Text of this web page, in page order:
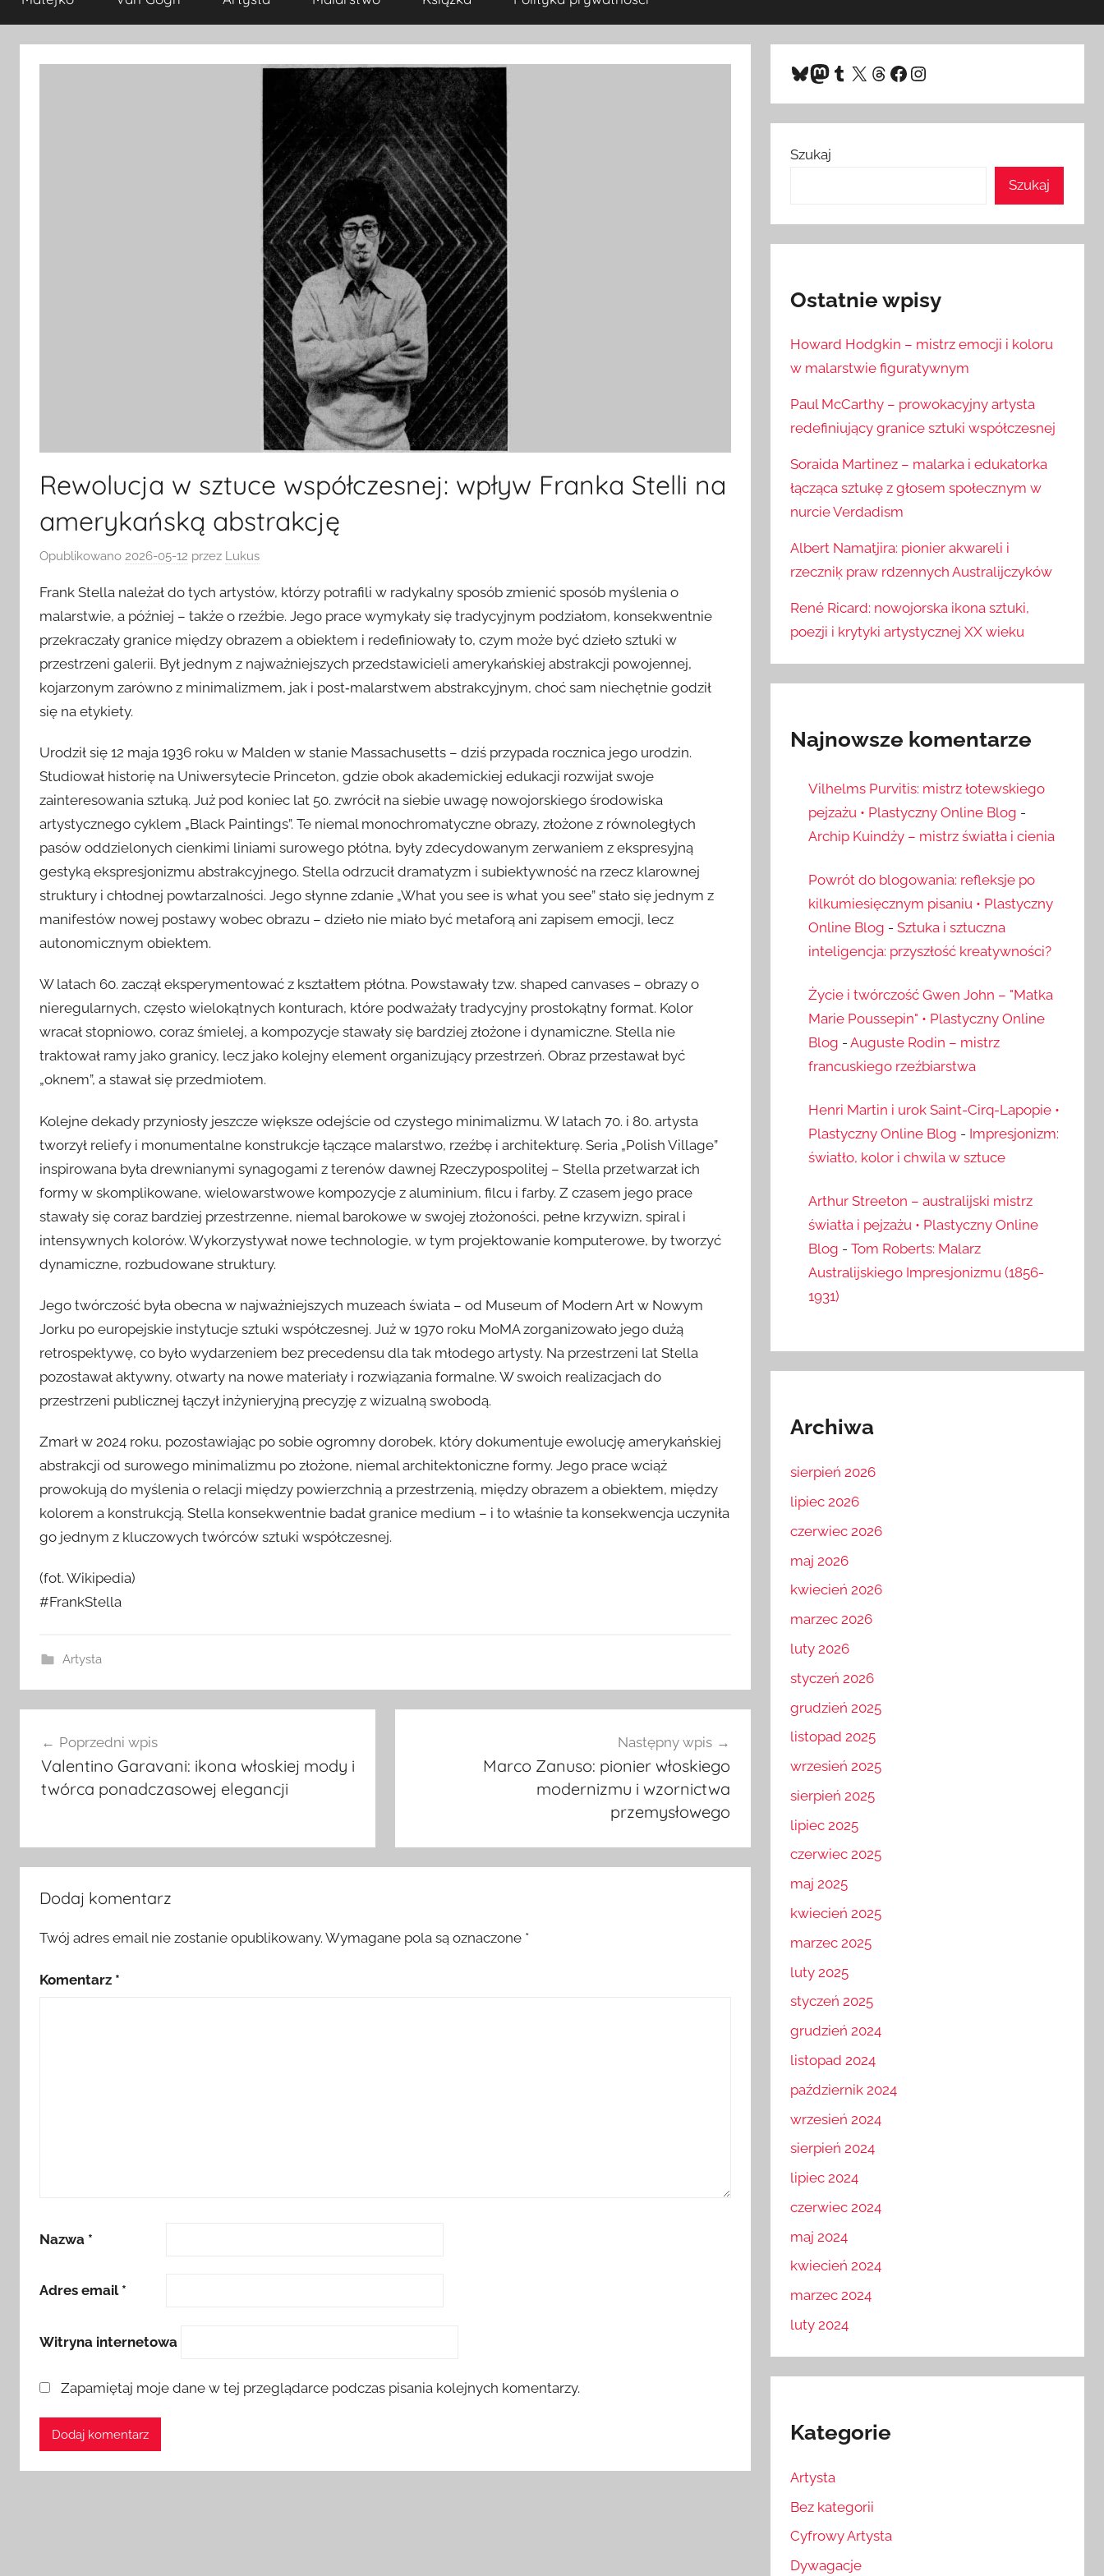
Rewolucja w sztuce współczesnej: wpływ Franka Stelli na
amerykańską abstrakcję
Opublikowano 2026-05-12 przez Lukus
Frank Stella należał do tych artystów, którzy potrafili w radykalny sposób zmienić sposób myślenia o
malarstwie, a później – także o rzeźbie. Jego prace wymykały się tradycyjnym podziałom, konsekwentnie
przekraczały granice między obrazem a obiektem i redefiniowały to, czym może być dzieło sztuki w
przestrzeni galerii. Był jednym z najważniejszych przedstawicieli amerykańskiej abstrakcji powojennej,
kojarzonym zarówno z minimalizmem, jak i post‑malarstwem abstrakcyjnym, choć sam niechętnie godził
się na etykiety.
Urodził się 12 maja 1936 roku w Malden w stanie Massachusetts – dziś przypada rocznica jego urodzin.
Studiował historię na Uniwersytecie Princeton, gdzie obok akademickiej edukacji rozwijał swoje
zainteresowania sztuką. Już pod koniec lat 50. zwrócił na siebie uwagę nowojorskiego środowiska
artystycznego cyklem „Black Paintings”. Te niemal monochromatyczne obrazy, złożone z równoległych
pasów oddzielonych cienkimi liniami surowego płótna, były zdecydowanym zerwaniem z ekspresyjną
gestyką ekspresjonizmu abstrakcyjnego. Stella odrzucił dramatyzm i subiektywność na rzecz klarownej
struktury i chłodnej powtarzalności. Jego słynne zdanie „What you see is what you see” stało się jednym z
manifestów nowej postawy wobec obrazu – dzieło nie miało być metaforą ani zapisem emocji, lecz
autonomicznym obiektem.
W latach 60. zaczął eksperymentować z kształtem płótna. Powstawały tzw. shaped canvases – obrazy o
nieregularnych, często wielokątnych konturach, które podważały tradycyjny prostokątny format. Kolor
wracał stopniowo, coraz śmielej, a kompozycje stawały się bardziej złożone i dynamiczne. Stella nie
traktował ramy jako granicy, lecz jako kolejny element organizujący przestrzeń. Obraz przestawał być
„oknem”, a stawał się przedmiotem.
Kolejne dekady przyniosły jeszcze większe odejście od czystego minimalizmu. W latach 70. i 80. artysta
tworzył reliefy i monumentalne konstrukcje łączące malarstwo, rzeźbę i architekturę. Seria „Polish Village”
inspirowana była drewnianymi synagogami z terenów dawnej Rzeczypospolitej – Stella przetwarzał ich
formy w skomplikowane, wielowarstwowe kompozycje z aluminium, filcu i farby. Z czasem jego prace
stawały się coraz bardziej przestrzenne, niemal barokowe w swojej złożoności, pełne krzywizn, spiral i
intensywnych kolorów. Wykorzystywał nowe technologie, w tym projektowanie komputerowe, by tworzyć
dynamiczne, rozbudowane struktury.
Jego twórczość była obecna w najważniejszych muzeach świata – od Museum of Modern Art w Nowym
Jorku po europejskie instytucje sztuki współczesnej. Już w 1970 roku MoMA zorganizowało jego dużą
retrospektywę, co było wydarzeniem bez precedensu dla tak młodego artysty. Na przestrzeni lat Stella
pozostawał aktywny, otwarty na nowe materiały i rozwiązania formalne. W swoich realizacjach do
przestrzeni publicznej łączył inżynieryjną precyzję z wizualną swobodą.
Zmarł w 2024 roku, pozostawiając po sobie ogromny dorobek, który dokumentuje ewolucję amerykańskiej
abstrakcji od surowego minimalizmu po złożone, niemal architektoniczne formy. Jego prace wciąż
prowokują do myślenia o relacji między powierzchnią a przestrzenią, między obrazem a obiektem, między
kolorem a konstrukcją. Stella konsekwentnie badał granice medium – i to właśnie ta konsekwencja uczyniła
go jednym z kluczowych twórców sztuki współczesnej.
(fot. Wikipedia)
#FrankStella
Artysta
wpisuPoprzedni wpis
Valentino Garavani: ikona włoskiej mody i
twórca ponadczasowej elegancji
Następny wpis
Marco Zanuso: pionier włoskiego
modernizmu i wzornictwa
przemysłowego
Dodaj komentarz
Twój adres email nie zostanie opublikowany. Wymagane pola są oznaczone *
Komentarz *
Nazwa *
Adres email *
Witryna internetowa
Zapamiętaj moje dane w tej przeglądarce podczas pisania kolejnych komentarzy.
Bluesky
Mastodon
Tumblr
X Threads
Facebook
Instagram
Szukaj
Szukaj
Ostatnie wpisy
Howard Hodgkin – mistrz emocji i koloru
w malarstwie figuratywnym
Paul McCarthy – prowokacyjny artysta
redefiniujący granice sztuki współczesnej
Soraida Martinez – malarka i edukatorka
łącząca sztukę z głosem społecznym w
nurcie Verdadism
Albert Namatjira: pionier akwareli i
rzeczniķ praw rdzennych Australijczyków
René Ricard: nowojorska ikona sztuki,
poezji i krytyki artystycznej XX wieku
Najnowsze komentarze
Vilhelms Purvitis: mistrz łotewskiego
pejzażu • Plastyczny Online Blog -
Archip Kuindży – mistrz światła i cienia
Powrót do blogowania: refleksje po
kilkumiesięcznym pisaniu • Plastyczny
Online Blog - Sztuka i sztuczna
inteligencja: przyszłość kreatywności?
Życie i twórczość Gwen John – "Matka
Marie Poussepin" • Plastyczny Online
Blog - Auguste Rodin – mistrz
francuskiego rzeźbiarstwa
Henri Martin i urok Saint-Cirq-Lapopie •
Plastyczny Online Blog - Impresjonizm:
światło, kolor i chwila w sztuce
Arthur Streeton – australijski mistrz
światła i pejzażu • Plastyczny Online
Blog - Tom Roberts: Malarz
Australijskiego Impresjonizmu (1856-
1931)
Archiwa
sierpień 2026
lipiec 2026
czerwiec 2026
maj 2026
kwiecień 2026
marzec 2026
luty 2026
styczeń 2026
grudzień 2025
listopad 2025
wrzesień 2025
sierpień 2025
lipiec 2025
czerwiec 2025
maj 2025
kwiecień 2025
marzec 2025
luty 2025
styczeń 2025
grudzień 2024
listopad 2024
październik 2024
wrzesień 2024
sierpień 2024
lipiec 2024
czerwiec 2024
maj 2024
kwiecień 2024
marzec 2024
luty 2024
Kategorie
Artysta
Bez kategorii
Cyfrowy Artysta
Dywagacje